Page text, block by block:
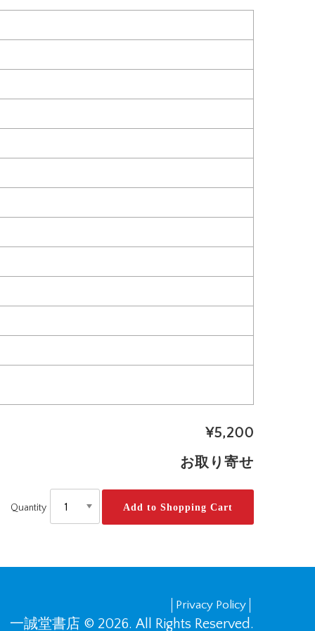
¥5,200
お取り寄せ
Quantity
Privacy Policy
一誠堂書店 © 2026. All Rights Reserved.